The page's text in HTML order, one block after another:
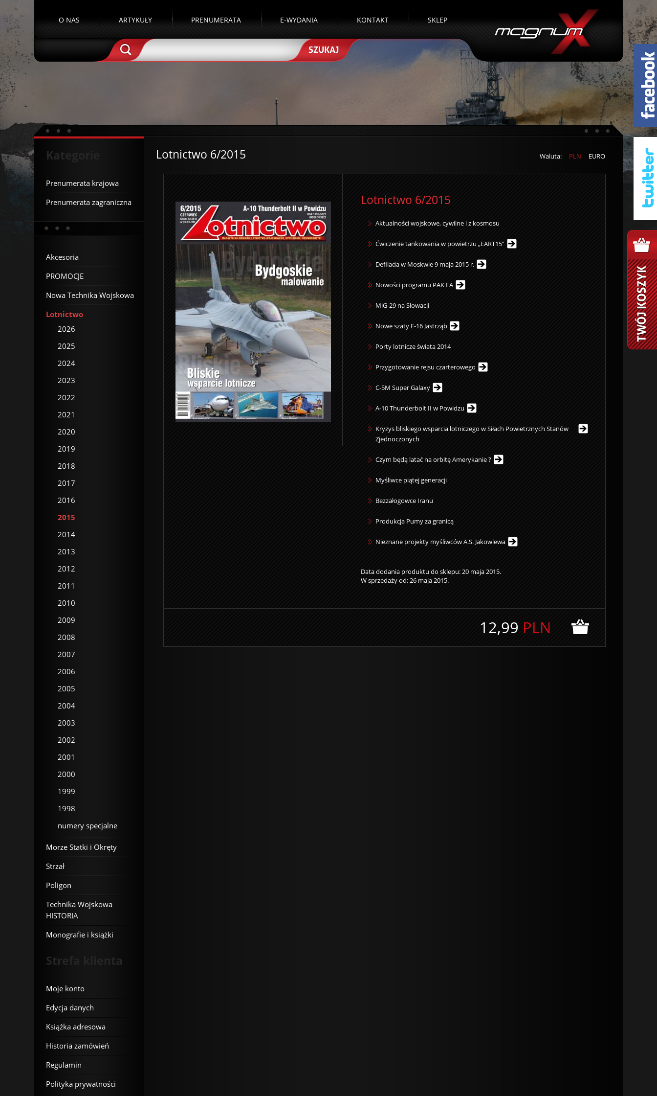
O NAS ARTYKUŁY PRENUMERATA E-WYDANIA KONTAKT SKLEP
Waluta: PLN EURO
Lotnictwo 6/2015
Lotnictwo 6/2015
Aktualności wojskowe, cywilne i z kosmosu
Ćwiczenie tankowania w powietrzu „EART15”
Defilada w Moskwie 9 maja 2015 r.
Nowości programu PAK FA
MiG-29 na Słowacji
Nowe szaty F-16 Jastrząb
Porty lotnicze świata 2014
Przygotowanie rejsu czarterowego
C-5M Super Galaxy
A-10 Thunderbolt II w Powidzu
Kryzys bliskiego wsparcia lotniczego w Siłach Powietrznych Stanów
Zjednoczonych
Czym będą latać na orbitę Amerykanie ?
Myśliwce piątej generacji
Bezzałogowce Iranu
Produkcja Pumy za granicą
Nieznane projekty myśliwców A.S. Jakowlewa
Data dodania produktu do sklepu: 20 maja 2015.
W sprzedaży od: 26 maja 2015.
12,99 PLN
Kategorie
Prenumerata krajowa
Prenumerata zagraniczna
Akcesoria
PROMOCJE
Nowa Technika Wojskowa
Lotnictwo
2026
2025
2024
2023
2022
2021
2020
2019
2018
2017
2016
2015
2014
2013
2012
2011
2010
2009
2008
2007
2006
2005
2004
2003
2002
2001
2000
1999
1998
numery specjalne
Morze Statki i Okręty
Strzał
Poligon
Technika Wojskowa
HISTORIA
Monografie i książki
Strefa klienta
Moje konto
Edycja danych
Książka adresowa
Historia zamówień
Regulamin
Polityka prywatności